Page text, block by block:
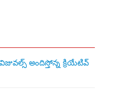
అందిస్తోన్న క్రియేటివ్